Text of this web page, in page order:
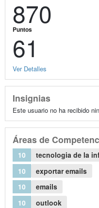
870
Puntos
61
Ver Detalles
Insignias
Este usuario no ha recibido
Áreas de
10
tecnologia de la
10
exportar emails
10
emails
10
outlook